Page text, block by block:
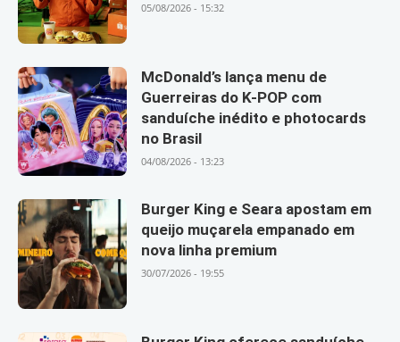
05/08/2026 - 15:32
McDonald’s lança menu de
Guerreiras do K-POP com
sanduíche inédito e photocards
no Brasil
04/08/2026 - 13:23
Burger King e Seara apostam em
queijo muçarela empanado em
nova linha premium
30/07/2026 - 19:55